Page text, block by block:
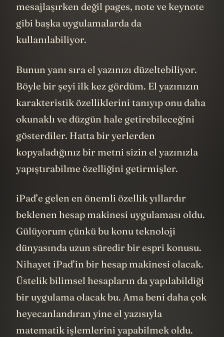
mesajlaşırken değil pages, note ve keynote
gibi başka uygulamalarda da
kullanılabiliyor.
Bunun yanı sıra el yazınızı düzeltebiliyor.
Böyle bir şeyi ilk kez gördüm. El yazınızın
karakteristik özelliklerini tanıyıp onu daha
okunaklı ve düzgün hale getirebileceğini
gösterdiler. Hatta bir yerlerden
kopyaladığınız bir metni sizin el yazınızla
yapıştırabilme özelliğini getirmişler.
iPad’e gelen en önemli özellik yıllardır
beklenen hesap makinesi uygulaması oldu.
Gülüyorum çünkü bu konu teknoloji
dünyasında uzun süredir bir espri konusu.
Nihayet iPad’in bir hesap makinesi olacak.
Üstelik bilimsel hesapların da yapılabildiği
bir uygulama olacak bu. Ama beni daha çok
heyecanlandıran yine el yazısıyla
matematik işlemlerini yapabilmek oldu.